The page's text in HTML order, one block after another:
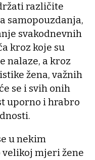
različite
samopouzdanja,
svakodnevnih
kroz koje su
nalaze, a kroz
žena, važnih
se i svih onih
uporno i hrabro
u nekim
mjeri žene